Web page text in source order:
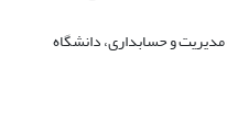
و حسابداری، دانشگاه